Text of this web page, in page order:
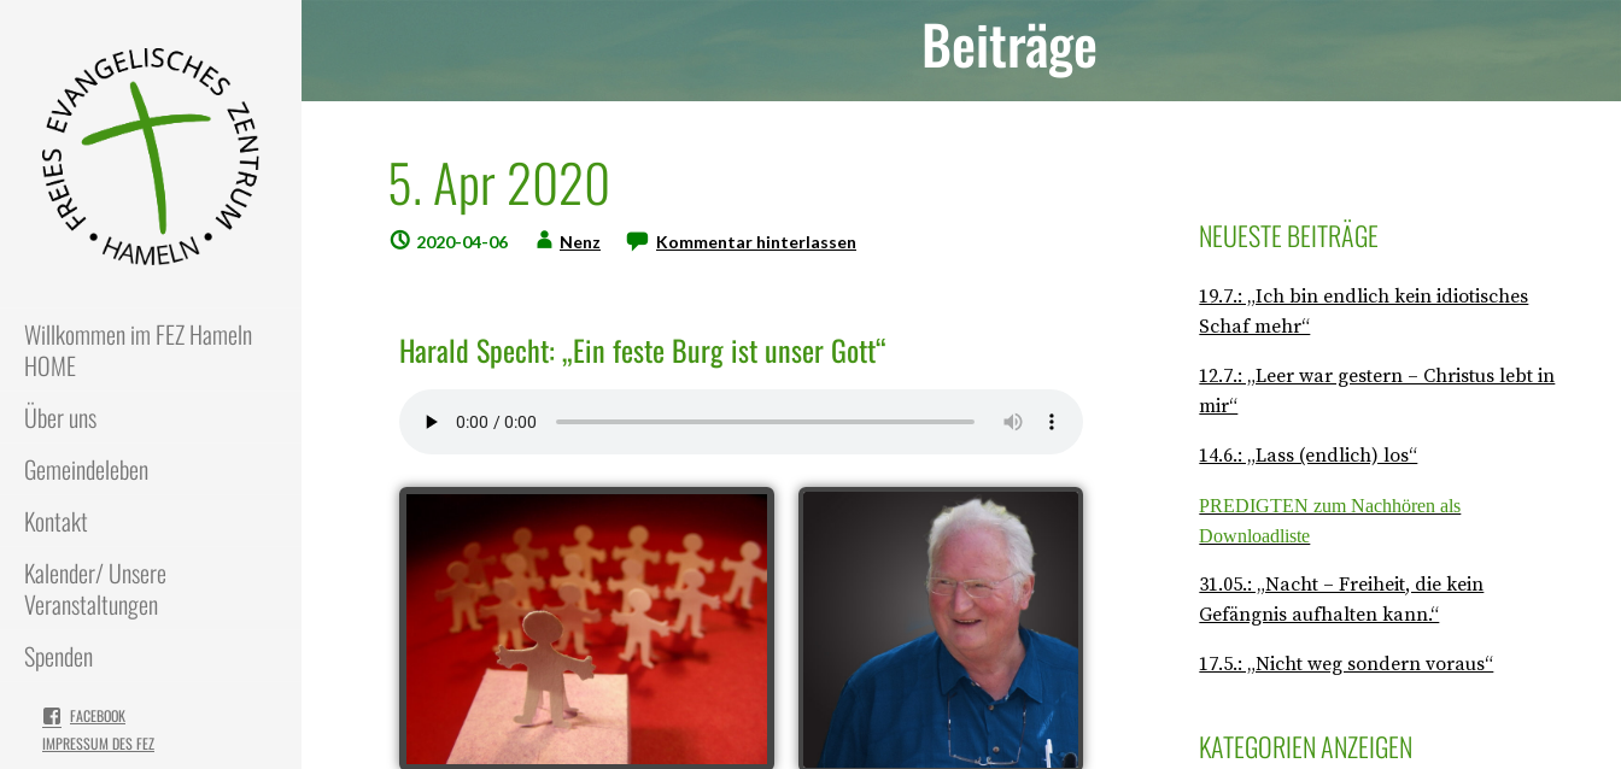
Willkommen im FEZ Hameln
HOME
Über uns
Gemeindeleben
Kontakt
Kalender/ Unsere
Veranstaltungen
Spenden
FACEBOOK
IMPRESSUM DES FEZ
Beiträge
5. Apr 2020
2020-04-06 Nenz Kommentar hinterlassen
Harald Specht: „Ein feste Burg ist unser Gott“
NEUESTE BEITRÄGE
19.7.: „Ich bin endlich kein idiotisches
Schaf mehr“
12.7.: „Leer war gestern – Christus lebt in
mir“
14.6.: „Lass (endlich) los“
PREDIGTEN zum Nachhören als
Downloadliste
31.05.: „Nacht – Freiheit, die kein
Gefängnis aufhalten kann.“
17.5.: „Nicht weg sondern voraus“
KATEGORIEN ANZEIGEN